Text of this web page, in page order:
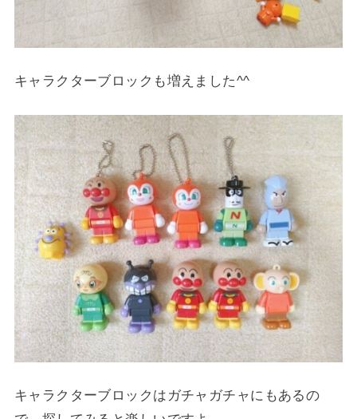
キャラクターブロックも増えました^^
キャラクターブロックはガチャガチャにもあるの